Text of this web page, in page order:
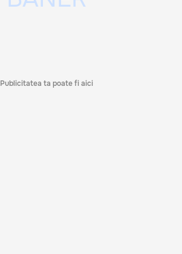
Publicitatea ta poate fi aici